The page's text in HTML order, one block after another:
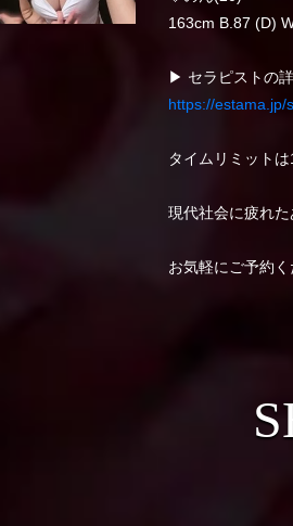
163cm B.87 (D)
▶ セラピストの
https://estama.jp/
タイムリミット
現代社会に疲れ
お気軽にご予約